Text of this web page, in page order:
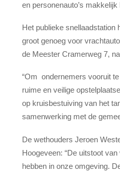
en personenauto’s
Het publieke snellaadstation
groot genoeg voor
de Meester Cramerweg 7,
“Om ondernemers vooruit
ruime en veilige
op kruisbestuiving van het
samenwerking met de
De wethouders Jeroen
Hoogeveen: “De uitstoot
hebben in onze omgeving.